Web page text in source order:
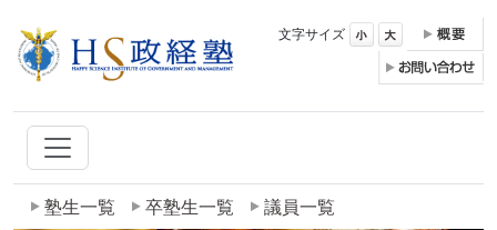
文字サイズ
塾生一覧 卒塾生一覧 議員一覧